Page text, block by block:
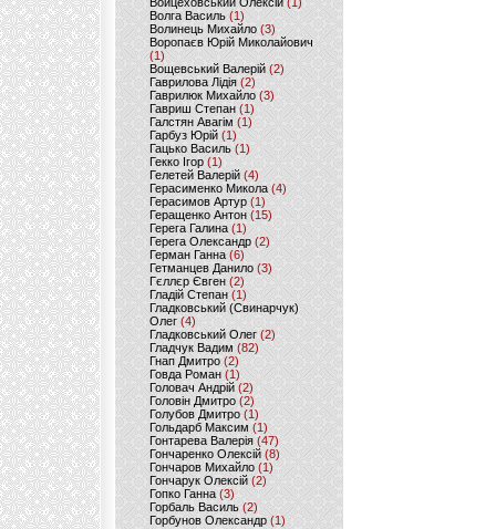
Волга Василь (1)
Волинець Михайло (3)
Воропаєв Юрій Миколайович
(1)
Вощевський Валерій(2)
Гаврилова Лідія (2)
Гаврилюк Михайло (3)
Гавриш Степан (1)
Галстян Авагім (1)
Гарбуз Юрій (1)
Гацько Василь (1)
Гекко Ігор(1)
Гелетей Валерій (4)
Герасименко Микола (4)
Герасимов Артур (1)
Геращенко Антон(15)
Герега Галина (1)
Герега Олександр (2)
Герман Ганна (6)
Гетманцев Данило (3)
Гєллєр Євген (2)
Гладій Степан(1)
Гладковський (Свинарчук)
Олег (4)
Гладковський Олег (2)
Гладчук Вадим (82)
Гнап Дмитро (2)
Говда Роман(1)
Головач Андрій (2)
Головін Дмитро (2)
Голубов Дмитро (1)
Гольдарб Максим(1)
Гонтарева Валерія (47)
Гончаренко Олексій(8)
Гончаров Михайло (1)
Гончарук Олексій (2)
Гопко Ганна (3)
Горбаль Василь (2)
Горбунов Олександр (1)